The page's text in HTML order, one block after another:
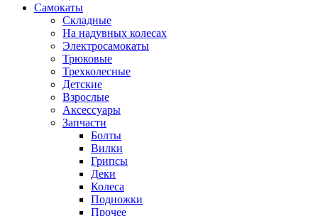
Самокаты
Складные
На надувных колесах
Электросамокаты
Трюковые
Трехколесные
Детские
Взрослые
Аксессуары
Запчасти
Болты
Вилки
Грипсы
Деки
Колеса
Подножки
Прочее